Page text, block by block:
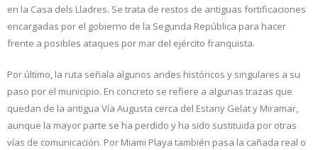
en la Casa dels Lladres. Se trata de restos de antiguas fortificaciones
encargadas por el gobierno de la Segunda República para hacer
frente a posibles ataques por mar del ejército franquista.
Por último, la ruta señala algunos andes históricos y singulares a su
paso por el municipio. En concreto se refiere a algunas trazas que
quedan de la antigua Vía Augusta cerca del Estany Gelat y Miramar,
aunque la mayor parte se ha perdido y ha sido sustituida por otras
vías de comunicación. Por Miami Playa también pasa la cañada real o